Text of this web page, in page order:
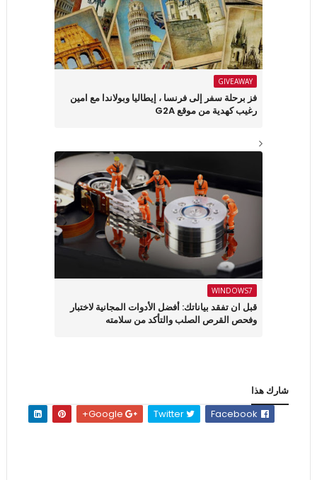
GIVEAWAY
فز برحلة سفر إلى فرنسا ، إيطاليا وبولاندا مع امين
رغيب كهدية من موقع G2A
WINDOWS7
قبل ان تفقد بياناتك: أفضل الأدوات المجانية لاختبار
وفحص القرص الصلب والتأكد من سلامته
شارك هذا
Twitter